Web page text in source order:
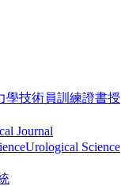
學技術員訓練證書授
Journal
Urological Science